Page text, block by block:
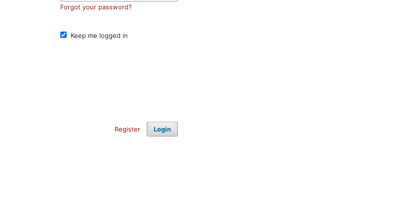
Forgot your password?
Keep me logged in
Login
Register